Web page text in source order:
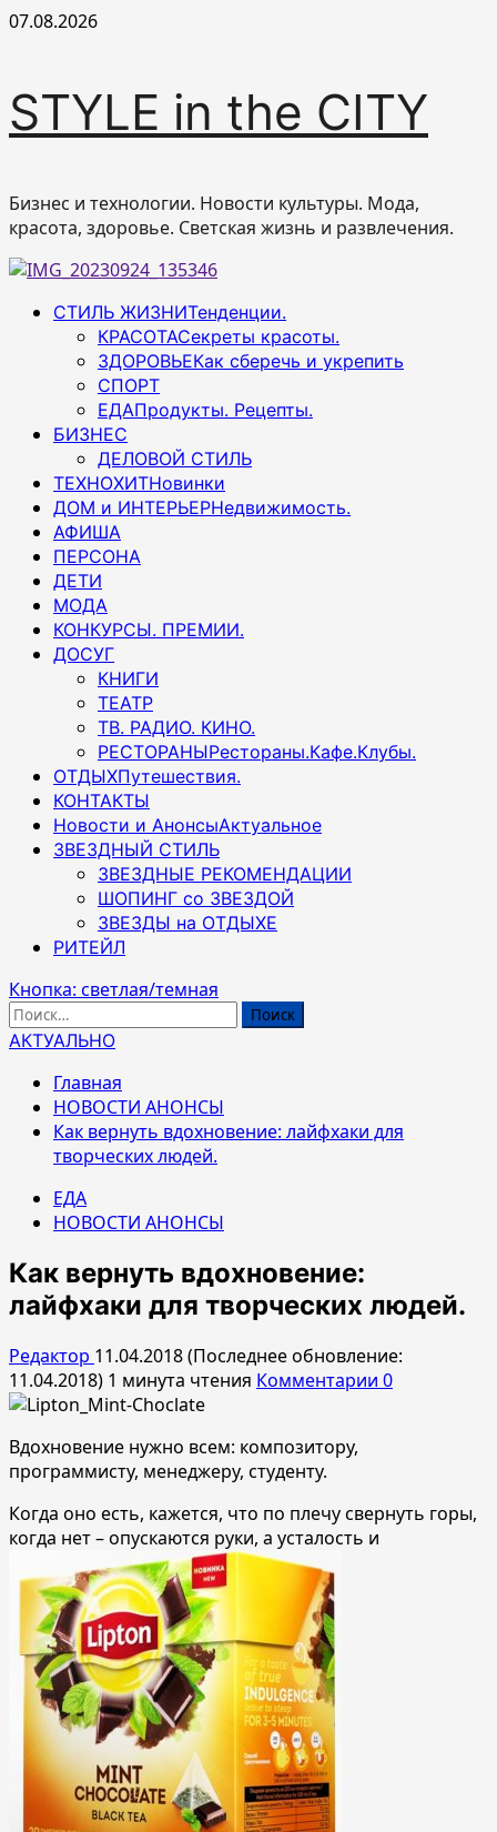
Перейти
07.08.2026
STYLE in the CITY
Бизнес и технологии. Новости культуры. Мода,
красота, здоровье. Светская жизнь и развлечения.
Основное
СТИЛЬ ЖИЗНИТенденции.
КРАСОТАСекреты красоты.
ЗДОРОВЬЕКак сберечь и укрепить
СПОРТ
ЕДАПродукты. Рецепты.
БИЗНЕС
ДЕЛОВОЙ СТИЛЬ
ТЕХНОХИТНовинки
ДОМ и ИНТЕРЬЕРНедвижимость.
АФИША
ПЕРСОНА
ДЕТИ
МОДА
КОНКУРСЫ. ПРЕМИИ.
ДОСУГ
КНИГИ
ТЕАТР
ТВ. РАДИО. КИНО.
РЕСТОРАНЫРестораны.Кафе.Клубы.
ОТДЫХПутешествия.
КОНТАКТЫ
Новости и АнонсыАктуальное
ЗВЕЗДНЫЙ СТИЛЬ
ЗВЕЗДНЫЕ РЕКОМЕНДАЦИИ
ШОПИНГ со ЗВЕЗДОЙ
ЗВЕЗДЫ на ОТДЫХЕ
РИТЕЙЛ
Кнопка: светлая/темная
Найти:
АКТУАЛЬНО
Главная
НОВОСТИ АНОНСЫ
Как вернуть вдохновение: лайфхаки для
творческих людей.
ЕДА
НОВОСТИ АНОНСЫ
Как вернуть вдохновение:
лайфхаки для творческих людей.
Редактор 11.04.2018 (Последнее обновление:
11.04.2018) 1 минута чтения Комментарии 0
Вдохновение нужно всем: композитору,
программисту, менеджеру, студенту.
Когда оно есть, кажется, что по плечу свернуть горы,
когда нет – опускаются руки, а усталость и